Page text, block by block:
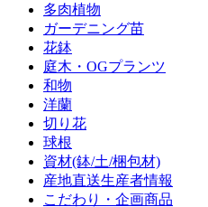
多肉植物
ガーデニング苗
花鉢
庭木・OGプランツ
和物
洋蘭
切り花
球根
資材(鉢/土/梱包材)
産地直送生産者情報
こだわり・企画商品